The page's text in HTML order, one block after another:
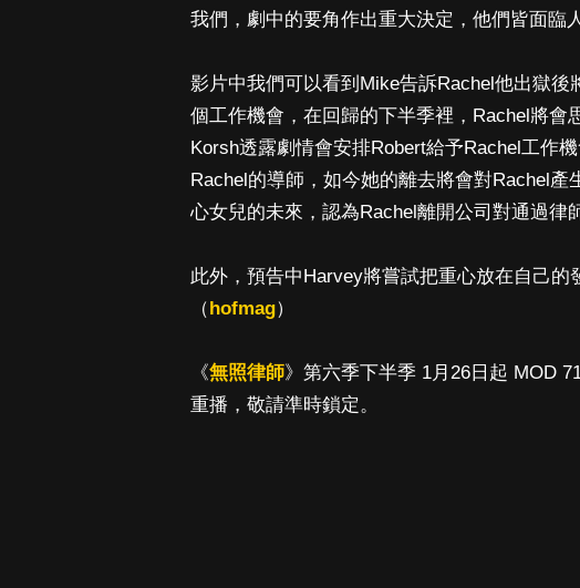
我們，劇中的要角作出重大決定，他們皆面臨
影片中我們可以看到Mike告訴Rachel他出獄
個工作機會，在回歸的下半季裡，Rachel將會
Korsh透露劇情會安排Robert給予Rachel工作
Rachel的導師，如今她的離去將會對Rachel
心女兒的未來，認為Rachel離開公司對通過律
此外，預告中Harvey將嘗試把重心放在自己的
（hofmag）
《無照律師》第六季下半季 1月26日起 MOD
重播，敬請準時鎖定。